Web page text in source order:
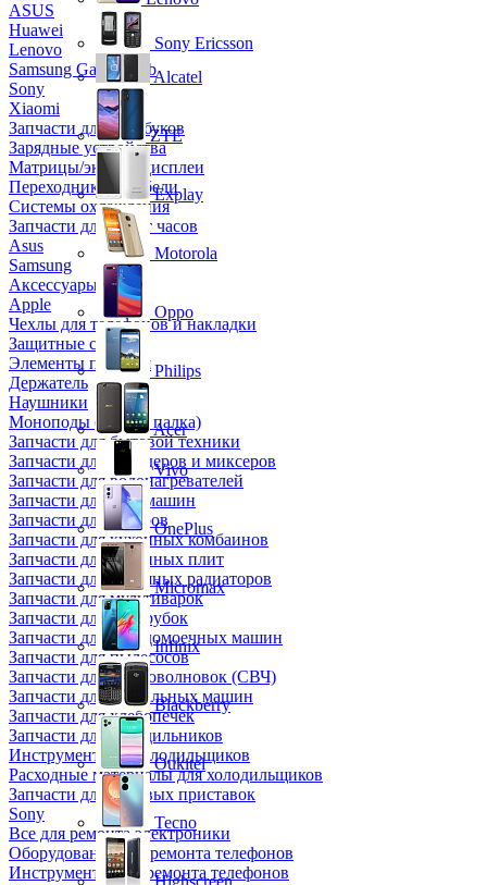
ASUS
Huawei
Lenovo
Samsung Galaxy Tab
Sony
Xiaomi
Запчасти для ноутбуков
Зарядные устройства
Матрицы/экраны/дисплеи
Переходники и кабели
Системы охлаждения
Запчасти для смарт часов
Asus
Samsung
Аксессуары
Apple
Чехлы для телефонов и накладки
Защитные стекла
Элементы питания
Держатель
Наушники
Моноподы (Селфи палка)
Запчасти для бытовой техники
Запчасти для блендеров и миксеров
Запчасти для водонагревателей
Запчасти для кофемашин
Запчасти для кулеров
Запчасти для кухонных комбаинов
Запчасти для кухонных плит
Запчасти для масляных радиаторов
Запчасти для мультиварок
Запчасти для мясорубок
Запчасти для посудомоечных машин
Запчасти для пылесосов
Запчасти для микроволновок (СВЧ)
Запчасти для стиральных машин
Запчасти для хлебопечек
Запчасти для холодильников
Инструмент для холодильщиков
Расходные материалы для холодильщиков
Запчасти для игровых приставок
Sony
Все для ремонта электроники
Оборудование для ремонта телефонов
Инструменты для ремонта телефонов
Sony Ericsson
Alcatel
ZTE
Explay
Motorola
Oppo
Philips
Acer
Vivo
OnePlus
Micromax
Infinix
Blackberry
Oukitel
Tecno
Highscreen